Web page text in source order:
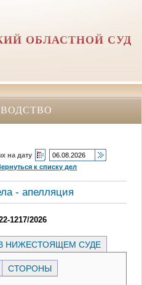
ОБЛАСТНОЙ СУД
на дату
к списку дел
- апелляция
1217/2026
НИЖЕСТОЯЩЕМ СУДЕ
СТОРОНЫ